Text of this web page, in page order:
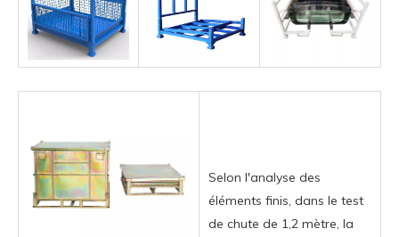
Selon l'analyse des
éléments finis, dans le test
de chute de 1,2 mètre, la